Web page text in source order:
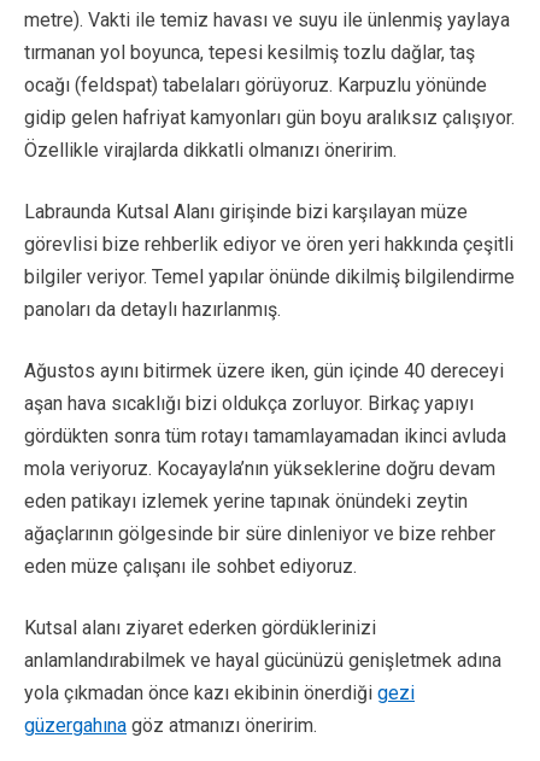
metre). Vakti ile temiz havası ve suyu ile ünlenmiş yaylaya
tırmanan yol boyunca, tepesi kesilmiş tozlu dağlar, taş
ocağı (feldspat) tabelaları görüyoruz. Karpuzlu yönünde
gidip gelen hafriyat kamyonları gün boyu aralıksız çalışıyor.
Özellikle virajlarda dikkatli olmanızı öneririm.
Labraunda Kutsal Alanı girişinde bizi karşılayan müze
görevlisi bize rehberlik ediyor ve ören yeri hakkında çeşitli
bilgiler veriyor. Temel yapılar önünde dikilmiş bilgilendirme
panoları da detaylı hazırlanmış.
Ağustos ayını bitirmek üzere iken, gün içinde 40 dereceyi
aşan hava sıcaklığı bizi oldukça zorluyor. Birkaç yapıyı
gördükten sonra tüm rotayı tamamlayamadan ikinci avluda
mola veriyoruz. Kocayayla’nın yükseklerine doğru devam
eden patikayı izlemek yerine tapınak önündeki zeytin
ağaçlarının gölgesinde bir süre dinleniyor ve bize rehber
eden müze çalışanı ile sohbet ediyoruz.
Kutsal alanı ziyaret ederken gördüklerinizi
anlamlandırabilmek ve hayal gücünüzü genişletmek adına
yola çıkmadan önce kazı ekibinin önerdiği gezi
güzergahına göz atmanızı öneririm.